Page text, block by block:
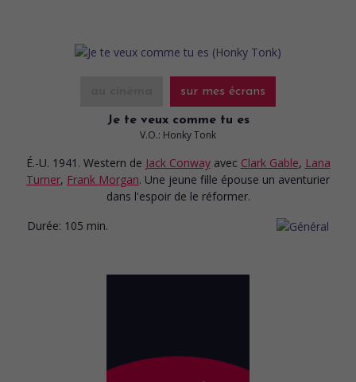
sur mes écrans
Je te veux comme tu es
V.O.: Honky Tonk
É.-U. 1941. Western de Jack Conway avec Clark Gable, Lana
Turner, Frank Morgan. Une jeune fille épouse un aventurier
dans l'espoir de le réformer.
Durée: 105 min.